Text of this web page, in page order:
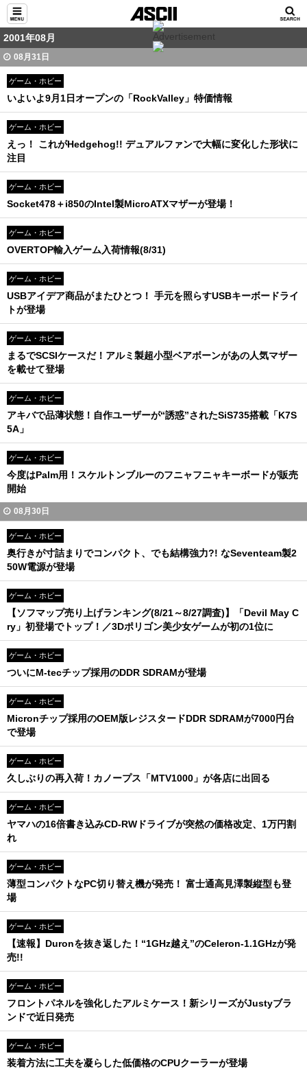
2001年08月
08月31日
ゲーム・ホビー
いよいよ9月1日オープンの「RockValley」特価情報
ゲーム・ホビー
えっ！ これがHedgehog!! デュアルファンで大幅に変化した形状に
注目
ゲーム・ホビー
Socket478＋i850のIntel製MicroATXマザーが登場！
ゲーム・ホビー
OVERTOP輸入ゲーム入荷情報(8/31)
ゲーム・ホビー
USBアイデア商品がまたひとつ！ 手元を照らすUSBキーボードライ
トが登場
ゲーム・ホビー
まるでSCSIケースだ！アルミ製超小型ベアボーンがあの人気マザー
を載せて登場
ゲーム・ホビー
アキバで品薄状態！自作ユーザーが“誘惑”されたSiS735搭載「K7S
5A」
ゲーム・ホビー
今度はPalm用！スケルトンブルーのフニャフニャキーボードが販売
開始
08月30日
ゲーム・ホビー
奥行きが寸詰まりでコンパクト、でも結構強力?! なSeventeam製2
50W電源が登場
ゲーム・ホビー
【ソフマップ売り上げランキング(8/21～8/27調査)】「Devil May C
ry」初登場でトップ！／3Dポリゴン美少女ゲームが初の1位に
ゲーム・ホビー
ついにM-tecチップ採用のDDR SDRAMが登場
ゲーム・ホビー
Micronチップ採用のOEM版レジスタードDDR SDRAMが7000円台
で登場
ゲーム・ホビー
久しぶりの再入荷！カノープス「MTV1000」が各店に出回る
ゲーム・ホビー
ヤマハの16倍書き込みCD-RWドライブが突然の価格改定、1万円割
れ
ゲーム・ホビー
薄型コンパクトなPC切り替え機が発売！ 富士通高見澤製縦型も登
場
ゲーム・ホビー
【速報】Duronを抜き返した！“1GHz越え”のCeleron-1.1GHzが発
売!!
ゲーム・ホビー
フロントパネルを強化したアルミケース！新シリーズがJustyブラ
ンドで近日発売
ゲーム・ホビー
装着方法に工夫を凝らした低価格のCPUクーラーが登場